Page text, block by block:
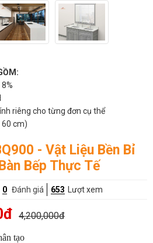
riêng cho từng đơn cụ thể
60 cm)
- Vật Liệu Bền Bỉ
Bếp Thực Tế
0 Đánh giá 653 Lượt xem
4,200,000đ
tạo